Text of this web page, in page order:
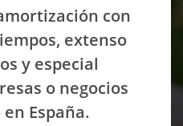
con
extenso
y especial
o negocios
España.